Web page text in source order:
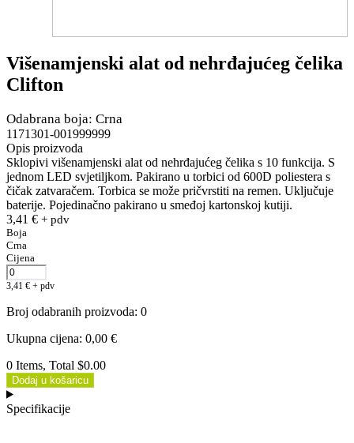
Višenamjenski alat od nehrđajućeg čelika
Clifton
Odabrana boja: Crna
1171301-001999999
Opis proizvoda
Sklopivi višenamjenski alat od nehrđajućeg čelika s 10 funkcija. S
jednom LED svjetiljkom. Pakirano u torbici od 600D poliestera s
čičak zatvaračem. Torbica se može pričvrstiti na remen. Uključuje
baterije. Pojedinačno pakirano u smeđoj kartonskoj kutiji.
3,41 € + pdv
Boja
Crna
Cijena
3,41 € + pdv
Broj odabranih proizvoda: 0
Ukupna cijena: 0,00 €
0 Items, Total $0.00
Dodaj u košaricu
Specifikacije